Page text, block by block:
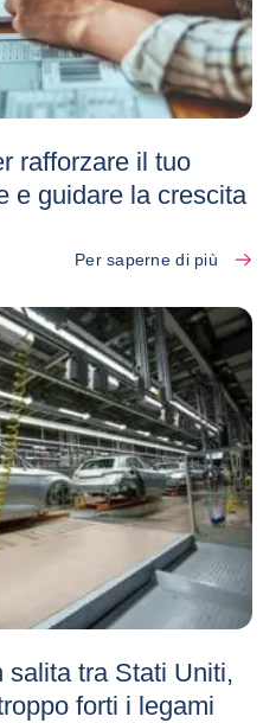
rafforzare il tuo
e guidare la crescita
Per saperne di più
salita tra Stati Uniti,
forti i legami